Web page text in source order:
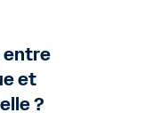
entre
et
?